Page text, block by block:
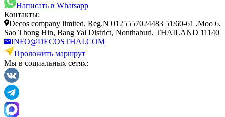
Написать в Whatsapp
Контакты:
Decos company limited, Reg.N 0125557024483 51/60-61 ,Moo 6,
Sao Thong Hin, Bang Yai District, Nonthaburi, THAILAND 11140
INFO@DECOSTHAI.COM
Проложить маршрут
Мы в социальных сетях: